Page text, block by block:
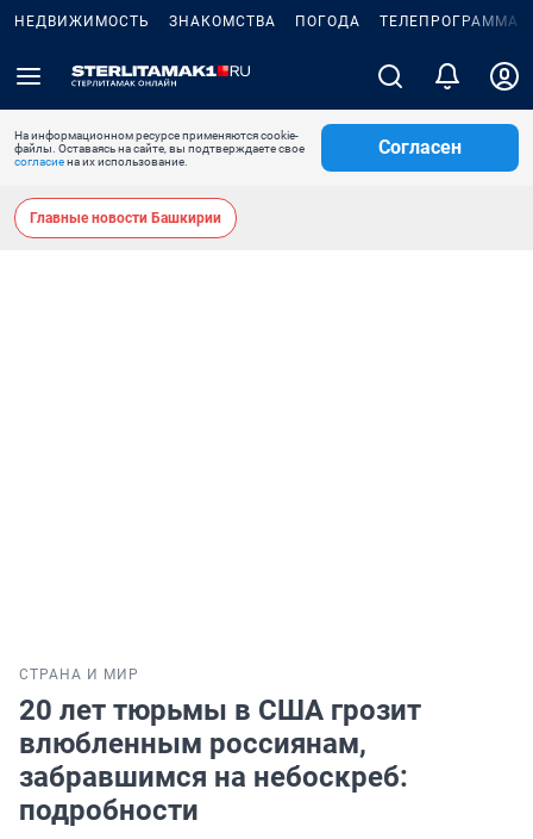
НЕДВИЖИМОСТЬ ЗНАКОМСТВА ПОГОДА ТЕЛЕПРОГРАММА
На информационном ресурсе применяются cookie-
файлы. Оставаясь на сайте, вы подтверждаете свое
согласиена их использование.
Согласен
Главные новости Башкирии
СТРАНА И МИР
20 лет тюрьмы в США грозит
влюбленным россиянам,
забравшимся на небоскреб:
подробности